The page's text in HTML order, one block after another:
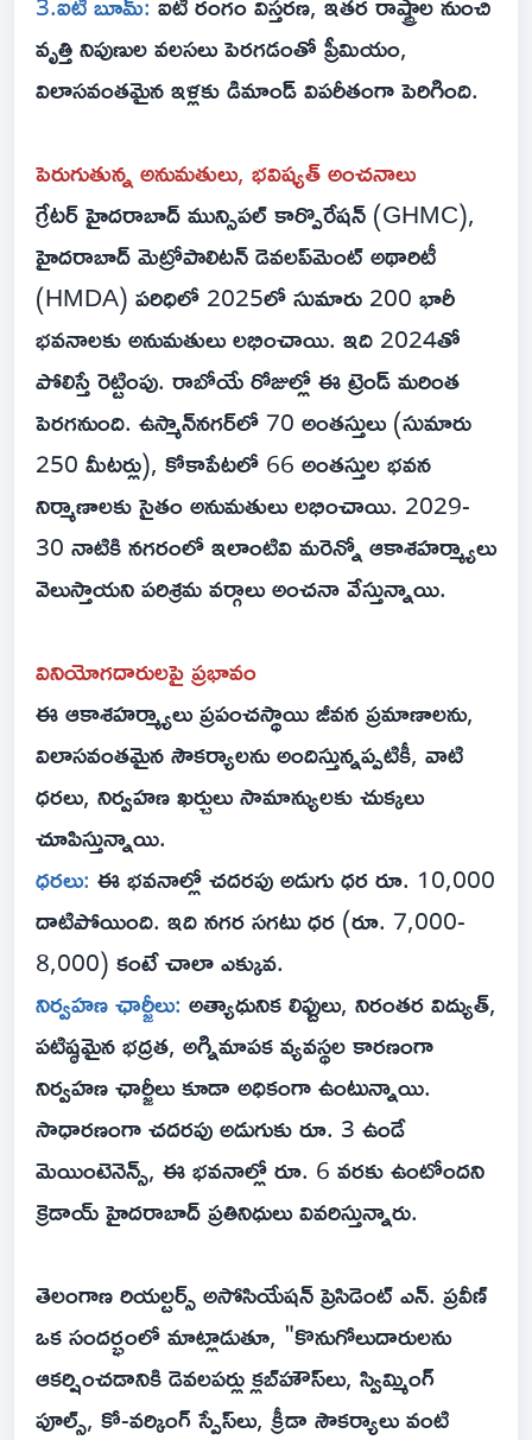
వృత్తి నిపుణుల వలసలు పెరగడంతో ప్రీమియం,
విలాసవంతమైన ఇళ్లకు డిమాండ్ విపరీతంగా పెరిగింది.
పెరుగుతున్న అనుమతులు, భవిష్యత్ అంచనాలు
గ్రేటర్ హైదరాబాద్ మున్సిపల్ కార్పొరేషన్ (GHMC),
హైదరాబాద్ మెట్రోపాలిటన్ డెవలప్‌మెంట్ అథారిటీ
(HMDA) పరిధిలో 2025లో సుమారు 200 భారీ
భవనాలకు అనుమతులు లభించాయి. ఇది 2024తో
పోలిస్తే రెట్టింపు. రాబోయే రోజుల్లో ఈ ట్రెండ్ మరింత
పెరగనుంది. ఉస్మాన్‌నగర్‌లో 70 అంతస్తులు (సుమారు
250 మీటర్లు), కోకాపేటలో 66 అంతస్తుల భవన
నిర్మాణాలకు సైతం అనుమతులు లభించాయి. 2029-
30 నాటికి నగరంలో ఇలాంటివి మరెన్నో ఆకాశహర్మ్యాలు
వెలుస్తాయని పరిశ్రమ వర్గాలు అంచనా వేస్తున్నాయి.
వినియోగదారులపై ప్రభావం
ఈ ఆకాశహర్మ్యాలు ప్రపంచస్థాయి జీవన ప్రమాణాలను,
విలాసవంతమైన సౌకర్యాలను అందిస్తున్నప్పటికీ, వాటి
ధరలు, నిర్వహణ ఖర్చులు సామాన్యులకు చుక్కలు
చూపిస్తున్నాయి.
ధరలు: ఈ భవనాల్లో చదరపు అడుగు ధర రూ. 10,000
దాటిపోయింది. ఇది నగర సగటు ధర (రూ. 7,000-
8,000) కంటే చాలా ఎక్కువ.
నిర్వహణ ఛార్జీలు: అత్యాధునిక లిఫ్టులు, నిరంతర విద్యుత్,
పటిష్ఠమైన భద్రత, అగ్నిమాపక వ్యవస్థల కారణంగా
నిర్వహణ ఛార్జీలు కూడా అధికంగా ఉంటున్నాయి.
సాధారణంగా చదరపు అడుగుకు రూ. 3 ఉండే
మెయింటెనెన్స్, ఈ భవనాల్లో రూ. 6 వరకు ఉంటోందని
క్రెడాయ్ హైదరాబాద్ ప్రతినిధులు వివరిస్తున్నారు.
తెలంగాణ రియల్టర్స్ అసోసియేషన్ ప్రెసిడెంట్ ఎన్. ప్రవీణ్
ఒక సందర్భంలో మాట్లాడుతూ, "కొనుగోలుదారులను
ఆకర్షించడానికి డెవలపర్లు క్లబ్‌హౌస్‌లు, స్విమ్మింగ్
పూల్స్, కో-వర్కింగ్ స్పేస్‌లు, క్రీడా సౌకర్యాలు వంటి